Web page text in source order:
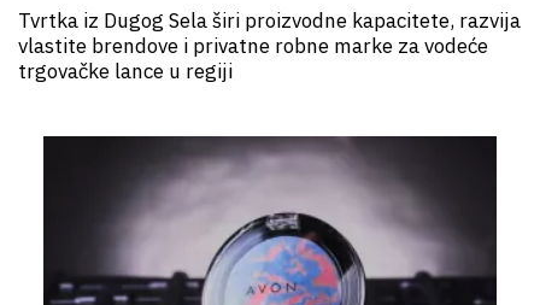
Tvrtka iz Dugog Sela širi proizvodne kapacitete, razvija
vlastite brendove i privatne robne marke za vodeće
trgovačke lance u regiji